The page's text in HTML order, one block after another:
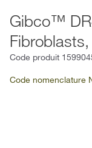
Gibco™
Code produit
Code nomenclature